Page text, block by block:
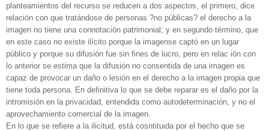
planteamientos del recurso se reducen a dos aspectos, el primero, dice
relación con que tratándose de personas ?no públicas? el derecho a la
imagen no tiene una connotación patrimonial; y en segundo término, que
en este caso no existe ilícito porque la imagense captó en un lugar
público y porque su difusión fue sin fines de lucro, pero en relac ión con
lo anterior se estima que la difusión no consentida de una imagen es
capaz de provocar un daño o lesión en el derecho a la imagen propia que
tiene toda persona. En definitiva lo que se debe reparar es el daño por la
intromisión en la privacidad, entendida como autodeterminación, y no el
aprovechamiento comercial de la imagen.
En lo que se refiere a la ilicitud, está cosntituida por el hecho que se